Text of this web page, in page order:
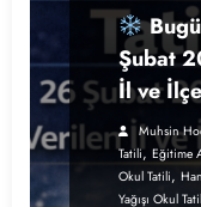
Şubat
İl ve
Muhsin
Tatili, Eğitime
Okul Tatili,
Yağışı Okul